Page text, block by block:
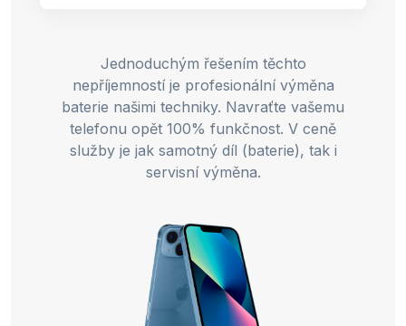
Jednoduchým řešením těchto
nepříjemností je profesionální výměna
baterie našimi techniky. Navraťte vašemu
telefonu opět 100% funkčnost. V ceně
služby je jak samotný díl (baterie), tak i
servisní výměna.